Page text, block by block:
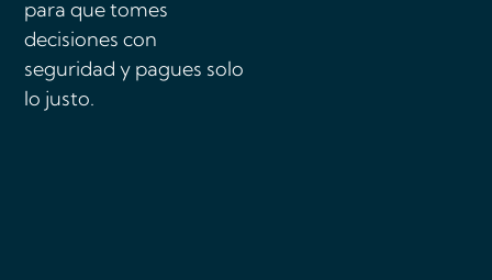
para que tomes
decisiones con
seguridad y pagues solo
lo justo.